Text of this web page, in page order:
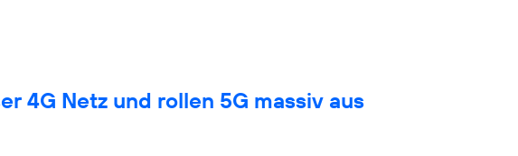
4G Netz und rollen 5G massiv aus